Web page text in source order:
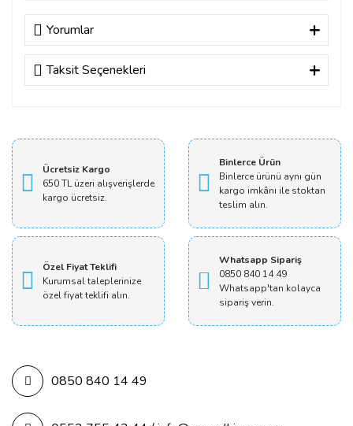
Yorumlar
Bu ürüne ilk yorumu siz yapın!
Taksit Seçenekleri
Ücretsiz Kargo
650 TL üzeri alışverişlerde
kargo ücretsiz.
Binlerce Ürün
Binlerce ürünü aynı gün
kargo imkânı ile stoktan
teslim alın.
Özel Fiyat Teklifi
Kurumsal taleplerinize
özel fiyat teklifi alın.
Whatsapp Sipariş
0850 840 14 49
Whatsapp'tan kolayca
sipariş verin.
0850 840 14 49